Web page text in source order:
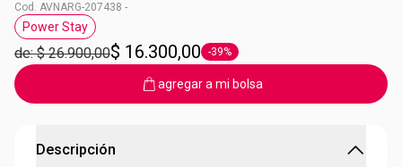
Cod. AVNARG-207438 -
Etiqueta Power Stay
Power Stay
de: $ 26.900,00$ 16.300,00 Etiqueta -39%
-39%
agregar a mi bolsa
Descripción